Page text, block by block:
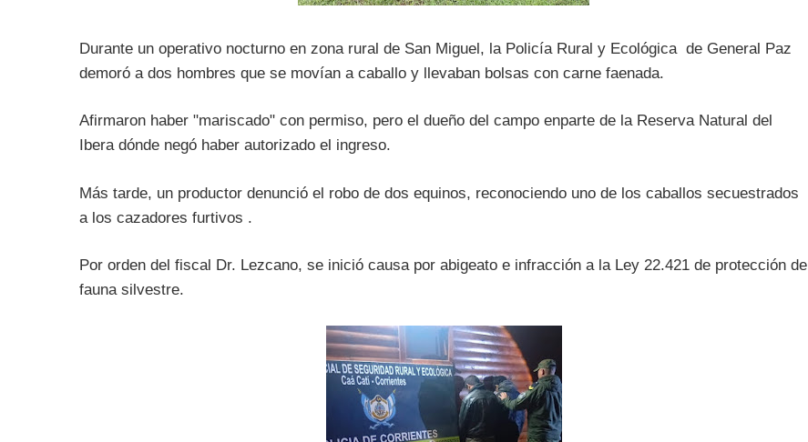
Durante un operativo nocturno en zona rural de San Miguel, la Policía Rural y Ecológica de General Paz
demoró a dos hombres que se movían a caballo y llevaban bolsas con carne faenada.
Afirmaron haber "mariscado" con permiso, pero el dueño del campo enparte de la Reserva Natural del
Ibera dónde negó haber autorizado el ingreso.
Más tarde, un productor denunció el robo de dos equinos, reconociendo uno de los caballos secuestrados
a los cazadores furtivos .
Por orden del fiscal Dr. Lezcano, se inició causa por abigeato e infracción a la Ley 22.421 de protección de
fauna silvestre.